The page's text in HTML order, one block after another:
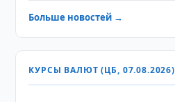
Больше новостей →
КУРСЫ ВАЛЮТ (ЦБ, 07.08.2026)